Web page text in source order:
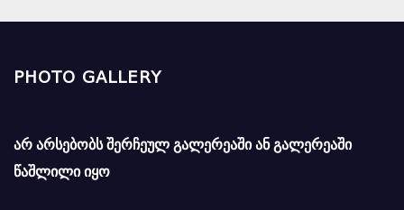
PHOTO GALLERY
არ არსებობს შერჩეულ გალერეაში ან გალერეაში
წაშლილი იყო